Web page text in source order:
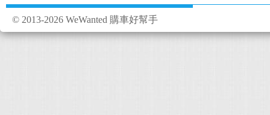
© 2013-2026 WeWanted 購車好幫手